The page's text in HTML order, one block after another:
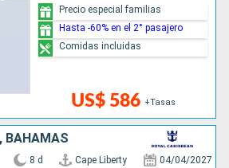
US$ 586 +Tasas
Precio especial familias
Hasta -60% en el 2° pasajero
Comidas incluidas
BAHAMAS
8 d Cape Liberty 04/04/2027